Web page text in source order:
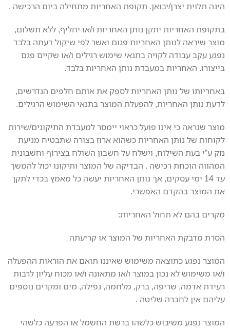
הינה תלוית יצרן/יבואן. תקופת האחריות מתחילה ביום הרכישה .
בתקופת האחריות יתקן נותן האחריות ו/או יחליף, ללא תשלום,
מוצר שיראה לנותן האחריות פגום ואשר לפי שיקול דעתה בלבד
נפגע עקב עבודה לקויה בתנאי שימוש רגילים ו/או שקיים פגם
בייצורו. האחריות במעבדת נותן האחריות בלבד.
באחריותו של נותן האחריות לספק את אותם חלפים הנדרשים,
לדעת נותן האחריות, להפעלת המוצר בתנאי השימוש הרגילים.
מוצר שנראה כי אינו פועל כראוי יימסר למעבדת התיקונים/שירות
לקוחות של נותן האחריות כשהוא ארוז בצורה שתבטיח מניעת
נזק ע”י בעת השילוח, וישלח על חשבון השולח בצירוף וחשבונית
המהווה הוכחת רכישה . הבדיקה של המוצר ותיקונו יכול להמשך
עד 14 ימי עסקים, אך נותן האחריות יעשה כל מאמץ בכדי לתקן
את המוצר בהקדם האפשרי.
מקרים בהם לא תחול האחריות:
הסרת מדבקת האחריות של המוצר או קריעתה
המוצר נפגע כתוצאה משימוש שאיננו תואם את הוראות ההפעלה
ו/או משימוש לא נכון במוצר ו/או מתאונה ו/או מכוח עליון לרבות
רעידת אדמה, שריפה, ברק, מלחמה, נפילה, מים ומקרים נוספים
עליהם אין לחברה שליטה .
המוצר נפגע משיבוש כלשהו ברשת החשמל או הפרעה כלשהי